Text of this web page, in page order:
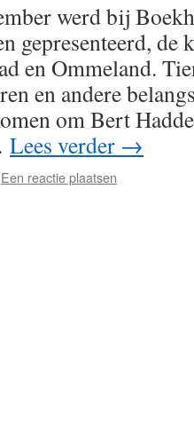
werd bij
gepresenteerd,
en Ommeland.
en andere
om Bert
Lees verder →
Een reactie plaatsen